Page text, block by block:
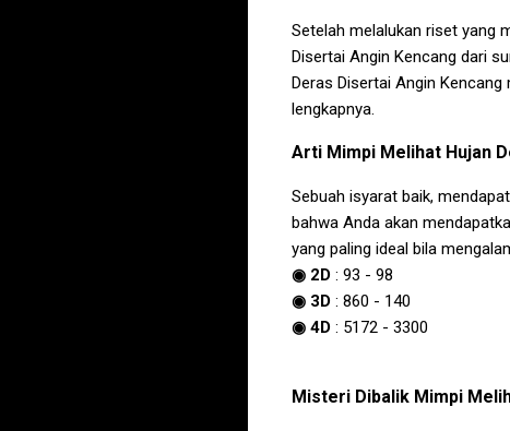
Setelah melalukan riset yang
Disertai Angin Kencang dari
Deras Disertai Angin Kencang
lengkapnya.
Arti Mimpi Melihat Hujan
Sebuah isyarat baik,
bahwa Anda akan
yang paling ideal bila
◉ 2D : 93 - 98
◉ 3D : 860 - 140
◉ 4D : 5172 - 3300
Misteri Dibalik Mimpi